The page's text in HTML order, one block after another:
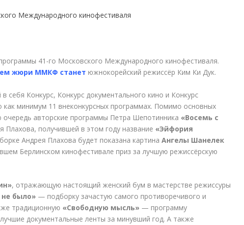
41-го Московского Международного кинофестиваля.
жюри ММКФ станет южнокорейский режиссёр Ким Ки Дук.
Конкурс, Конкурс документального кино и Конкурс
минимум 11 внеконкурсных программах. Помимо основных
очередь авторские программы Петра Шепотинника «Восемь с
Плахова, получившей в этом году название «Эйфория
Андрея Плахова будет показана картинаАнгелы Шанелек
Берлинском кинофестивале приз за лучшую режиссёрскую
, отражающую настоящий женский бум в мастерстве режиссуры
было» — подборку зачастую самого противоречивого и
традиционную «Свободную мысль» — программу
документальные ленты за минувший год. А также